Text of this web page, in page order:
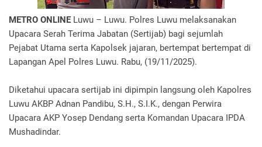
METRO ONLINE Luwu – Luwu. Polres Luwu melaksanakan
Upacara Serah Terima Jabatan (Sertijab) bagi sejumlah
Pejabat Utama serta Kapolsek jajaran, bertempat bertempat di
Lapangan Apel Polres Luwu. Rabu, (19/11/2025).
Diketahui upacara sertijab ini dipimpin langsung oleh Kapolres
Luwu AKBP Adnan Pandibu, S.H., S.I.K., dengan Perwira
Upacara AKP Yosep Dendang serta Komandan Upacara IPDA
Mushadindar.